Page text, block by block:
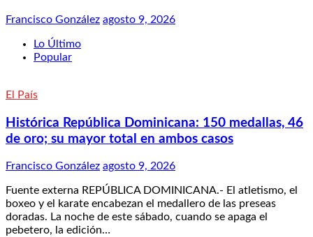
Francisco González agosto 9, 2026
Lo Último
Popular
El País
Histórica República Dominicana: 150 medallas, 46
de oro; su mayor total en ambos casos
Francisco González agosto 9, 2026
Fuente externa REPÚBLICA DOMINICANA.- El atletismo, el
boxeo y el karate encabezan el medallero de las preseas
doradas. La noche de este sábado, cuando se apaga el
pebetero, la edición…